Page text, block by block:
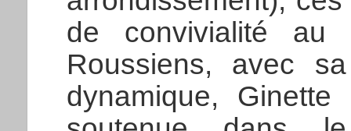
de convivialité au
Roussiens, avec
dynamique,